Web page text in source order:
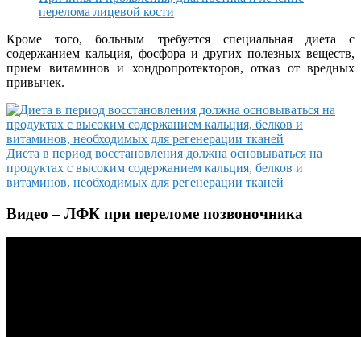
перелома лицевой кости
Кроме того, больным требуется специальная диета с
содержанием кальция, фосфора и других полезных веществ,
прием витаминов и хондропротекторов, отказ от вредных
привычек.
Диета в период восстановления должна основываться на
продуктах с высоким содержанием кальция, белков и
витаминов, необходимых для регенерации тканей
Видео – ЛФК при переломе позвоночника